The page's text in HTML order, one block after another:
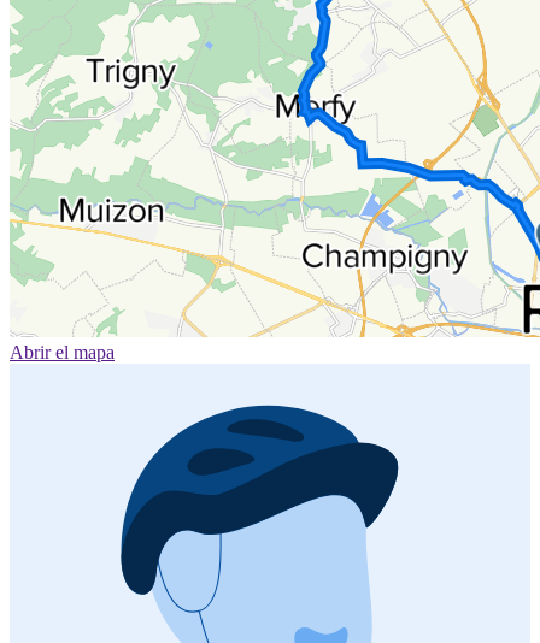
Abrir el mapa